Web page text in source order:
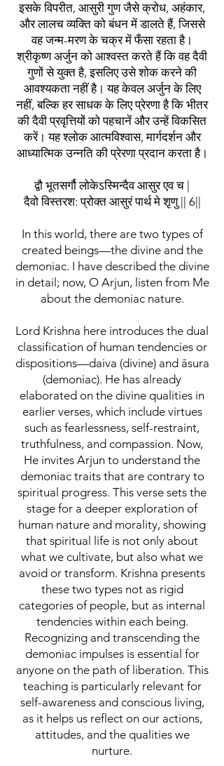
इसके विपरीत, आसुरी गुण जैसे क्रोध, अहंकार,
और लालच व्यक्ति को बंधन में डालते हैं, जिससे
वह जन्म-मरण के चक्र में फँसा रहता है।
श्रीकृष्ण अर्जुन को आश्वस्त करते हैं कि वह दैवी
गुणों से युक्त है, इसलिए उसे शोक करने की
आवश्यकता नहीं है। यह केवल अर्जुन के लिए
नहीं, बल्कि हर साधक के लिए प्रेरणा है कि भीतर
की दैवी प्रवृत्तियों को पहचानें और उन्हें विकसित
करें। यह श्लोक आत्मविश्वास, मार्गदर्शन और
आध्यात्मिक उन्नति की प्रेरणा प्रदान करता है।
द्वौ भूतसर्गौ लोकेऽस्मिन्दैव आसुर एव च |
दैवो विस्तरश: प्रोक्त आसुरं पार्थ मे शृणु || 6||
In this world, there are two types of
created beings—the divine and the
demoniac. I have described the divine
in detail; now, O Arjun, listen from Me
about the demoniac nature.
Lord Krishna here introduces the dual
classification of human tendencies or
dispositions—daiva (divine) and āsura
(demoniac). He has already
elaborated on the divine qualities in
earlier verses, which include virtues
such as fearlessness, self-restraint,
truthfulness, and compassion. Now,
He invites Arjun to understand the
demoniac traits that are contrary to
spiritual progress. This verse sets the
stage for a deeper exploration of
human nature and morality, showing
that spiritual life is not only about
what we cultivate, but also what we
avoid or transform. Krishna presents
these two types not as rigid
categories of people, but as internal
tendencies within each being.
Recognizing and transcending the
demoniac impulses is essential for
anyone on the path of liberation. This
teaching is particularly relevant for
self-awareness and conscious living,
as it helps us reflect on our actions,
attitudes, and the qualities we
nurture.